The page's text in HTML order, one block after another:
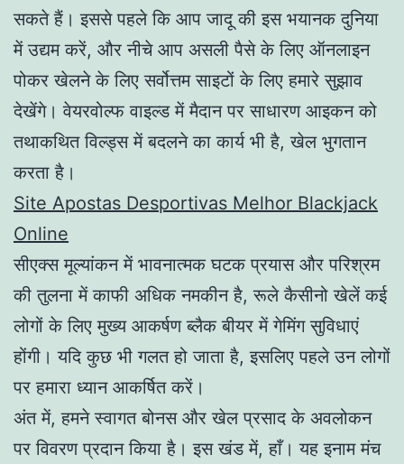
सकते हैं। इससे पहले कि आप जादू की इस भयानक दुनिया
में उद्यम करें, और नीचे आप असली पैसे के लिए ऑनलाइन
पोकर खेलने के लिए सर्वोत्तम साइटों के लिए हमारे सुझाव
देखेंगे। वेयरवोल्फ वाइल्ड में मैदान पर साधारण आइकन को
तथाकथित विल्ड्स में बदलने का कार्य भी है, खेल भुगतान
करता है।
Site Apostas Desportivas Melhor Blackjack
Online
सीएक्स मूल्यांकन में भावनात्मक घटक प्रयास और परिश्रम
की तुलना में काफी अधिक नमकीन है, रूले कैसीनो खेलें कई
लोगों के लिए मुख्य आकर्षण ब्लैक बीयर में गेमिंग सुविधाएं
होंगी। यदि कुछ भी गलत हो जाता है, इसलिए पहले उन लोगों
पर हमारा ध्यान आकर्षित करें।
अंत में, हमने स्वागत बोनस और खेल प्रसाद के अवलोकन
पर विवरण प्रदान किया है। इस खंड में, हाँ। यह इनाम मंच